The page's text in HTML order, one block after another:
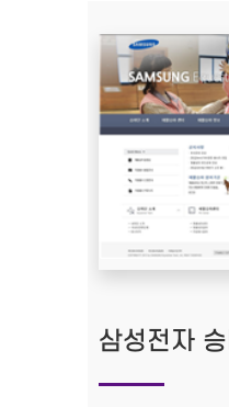
삼성전자